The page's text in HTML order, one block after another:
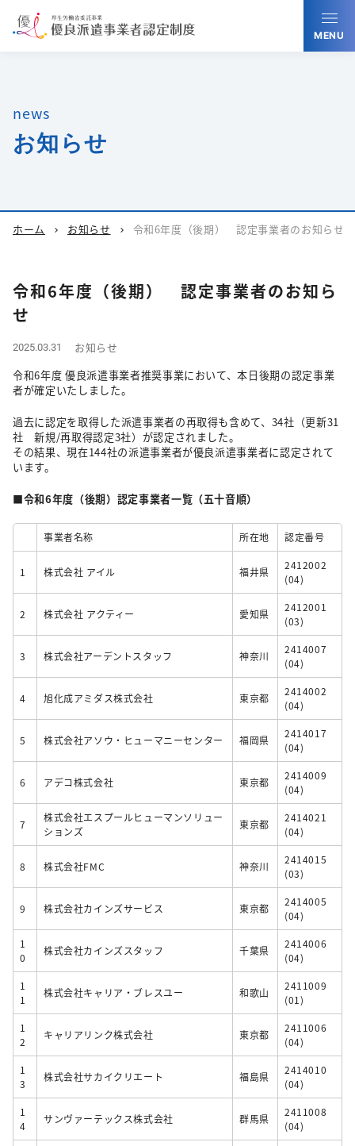
MENU
news
お知らせ
ホーム chevron_right お知らせ chevron_right 令和6年度（後期） 認定事業者のお知らせ
令和6年度（後期） 認定事業者のお知ら
せ
2025.03.31
お知らせ
令和6年度 優良派遣事業者推奨事業において、本日後期の認定事業
者が確定いたしました。
過去に認定を取得した派遣事業者の再取得も含めて、34社（更新31
社 新規/再取得認定3社）が認定されました。
その結果、現在144社の派遣事業者が優良派遣事業者に認定されて
います。
■令和6年度（後期）認定事業者一覧（五十音順）
事業者名称 所在地 認定番号
1 株式会社 アイル 福井県
2412002
(04)
2 株式会社 アクティー 愛知県
2412001
(03)
3 株式会社アーデントスタッフ 神奈川
2414007
(04)
4 旭化成アミダス株式会社 東京都
2414002
(04)
5 株式会社アソウ・ヒューマニーセンター 福岡県
2414017
(04)
6 アデコ株式会社 東京都
2414009
(04)
7
株式会社エスプールヒューマンソリュー
ションズ
東京都
2414021
(04)
8 株式会社FMC 神奈川
2414015
(03)
9 株式会社カインズサービス 東京都
2414005
(04)
1
0
株式会社カインズスタッフ 千葉県
2414006
(04)
1
1
株式会社キャリア・ブレスユー 和歌山
2411009
(01)
1
2
キャリアリンク株式会社 東京都
2411006
(04)
1
3
株式会社サカイクリエート 福島県
2414010
(04)
1
4
サンヴァーテックス株式会社 群馬県
2411008
(04)